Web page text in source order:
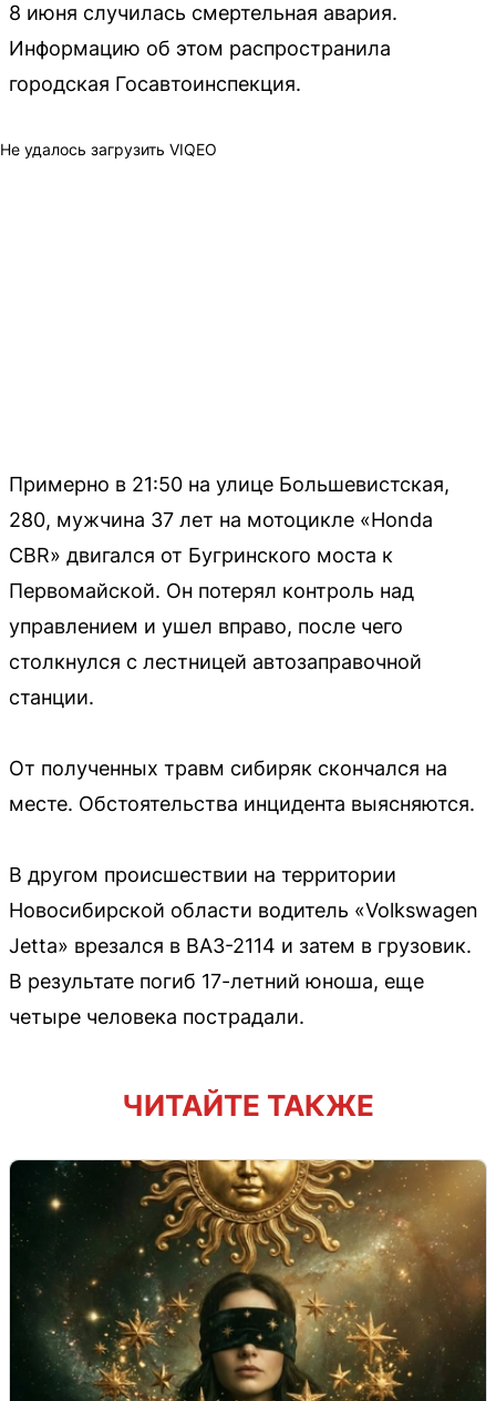
8 июня случилась смертельная авария.
Информацию об этом распространила
городская Госавтоинспекция.
Не удалось загрузить VIQEO
Примерно в 21:50 на улице Большевистская,
280, мужчина 37 лет на мотоцикле «Honda
CBR» двигался от Бугринского моста к
Первомайской. Он потерял контроль над
управлением и ушел вправо, после чего
столкнулся с лестницей автозаправочной
станции.
От полученных травм сибиряк скончался на
месте. Обстоятельства инцидента выясняются.
В другом происшествии на территории
Новосибирской области водитель «Volkswagen
Jetta» врезался в ВАЗ-2114 и затем в грузовик.
В результате погиб 17-летний юноша, еще
четыре человека пострадали.
ЧИТАЙТЕ ТАКЖЕ